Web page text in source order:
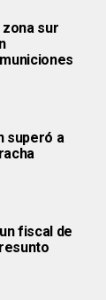
sur
superó a
fiscal de